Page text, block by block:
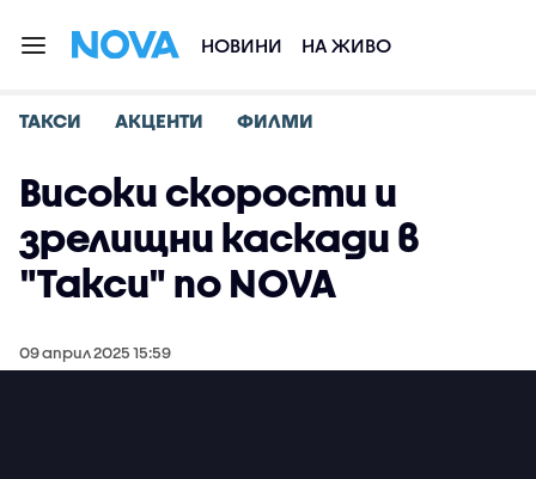
НОВИНИ НА ЖИВО
ТАКСИ АКЦЕНТИ ФИЛМИ
Високи скорости и
зрелищни каскади в
"Такси" по NOVA
09 април 2025 15:59